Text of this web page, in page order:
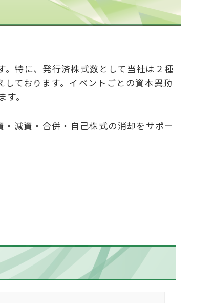
特に、発行済株式数として当社は２種
ております。イベントごとの資本異動
。
減資・合併・自己株式の消却をサポー